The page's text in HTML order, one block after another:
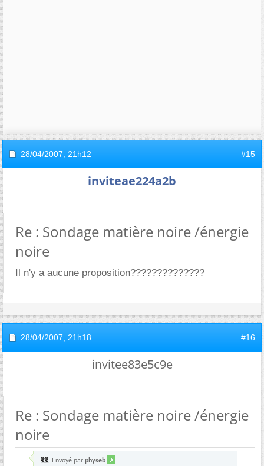
28/04/2007, 21h12 #15
inviteae224a2b
Re : Sondage matière noire /énergie
noire
Il n'y a aucune proposition??????????????
28/04/2007, 21h18 #16
invitee83e5c9e
Re : Sondage matière noire /énergie
noire
Envoyé par physeb